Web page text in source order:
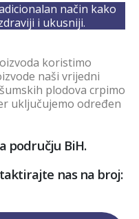
način kako
i ukusniji.
koristimo
naši vrijedni
plodova crpimo
uključujemo određen
području BiH.
nas na broj: